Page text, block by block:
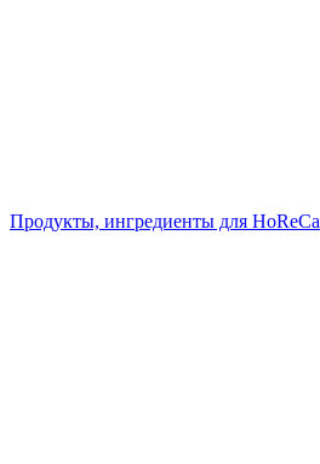
Продукты, ингредиенты для HoReCa